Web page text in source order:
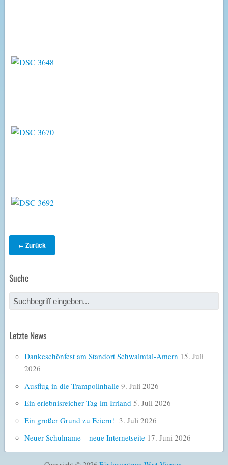
← Zurück
Suche
Letzte News
Dankeschönfest am Standort Schwalmtal-Amern 15. Juli
2026
Ausflug in die Trampolinhalle 9. Juli 2026
Ein erlebnisreicher Tag im Irrland 5. Juli 2026
Ein großer Grund zu Feiern! 3. Juli 2026
Neuer Schulname – neue Internetseite 17. Juni 2026